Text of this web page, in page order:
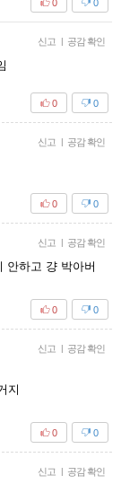
0
0
신고 공감 확인
0
0
신고 공감 확인
0
0
신고 공감 확인
안하고 걍 박아버
0
0
신고 공감 확인
지
0
0
신고 공감 확인